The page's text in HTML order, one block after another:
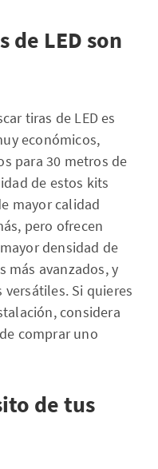
de LED son
tiras de LED es
económicos,
para 30 metros de
de estos kits
mayor calidad
pero ofrecen
densidad de
más avanzados, y
Si quieres
considera
comprar uno
de tus